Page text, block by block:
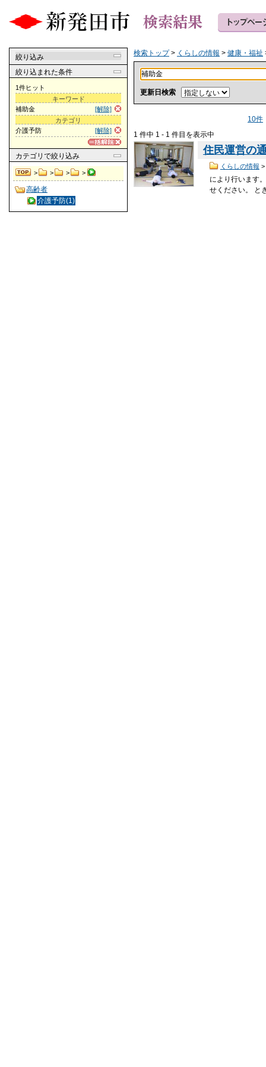
絞り込み
絞り込まれた条件
1件ヒット
キーワード
[解除]
補助金
カテゴリ
[解除]
介護予防
カテゴリ で絞り込み
> > > >
高齢者
介護予防(1)
検索トップ> くらしの情報 > 健康・福祉
更新日検索
10件
1 件中 1 - 1 件目を表示中
住民運営の
くらしの情報 >
により行います
せください。 と